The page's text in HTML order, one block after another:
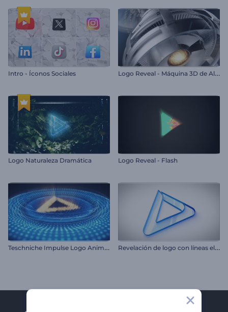
Intro - Íconos Sociales L
ogo Reveal - Máquina 3D de Alta Tecnología
Logo Naturaleza Dramática Logo Reveal - Flash
T
eschniche Impulse Logo Animiertes Video R
evelación de logo con líneas elegantes